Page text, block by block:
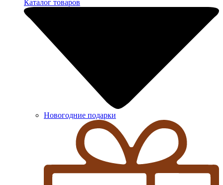
Каталог товаров
Новогодние подарки